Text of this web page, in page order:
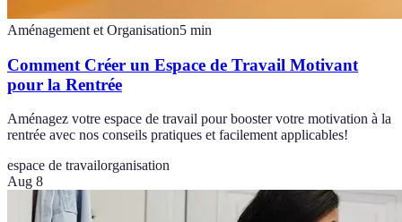
Aménagement et Organisation5 min
Comment Créer un Espace de Travail Motivant
pour la Rentrée
Aménagez votre espace de travail pour booster votre motivation à la
rentrée avec nos conseils pratiques et facilement applicables!
espace de travailorganisation
Aug 8